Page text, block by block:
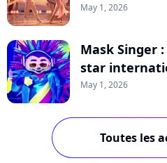
May 1, 2026
Mask Singer
star
May 1, 2026
Toutes les